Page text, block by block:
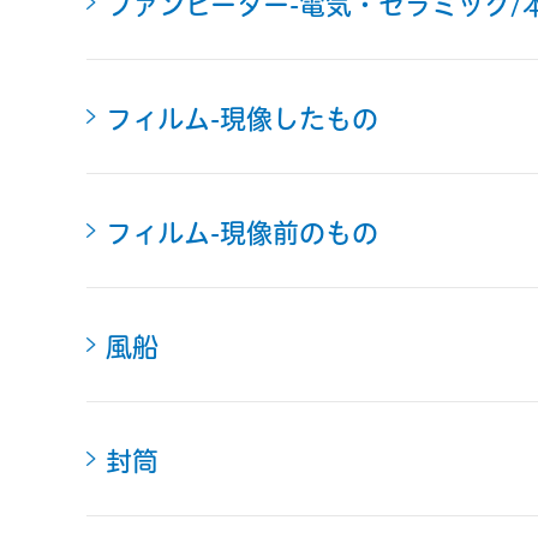
フィルム-現像したもの
フィルム-現像前のもの
風船
封筒